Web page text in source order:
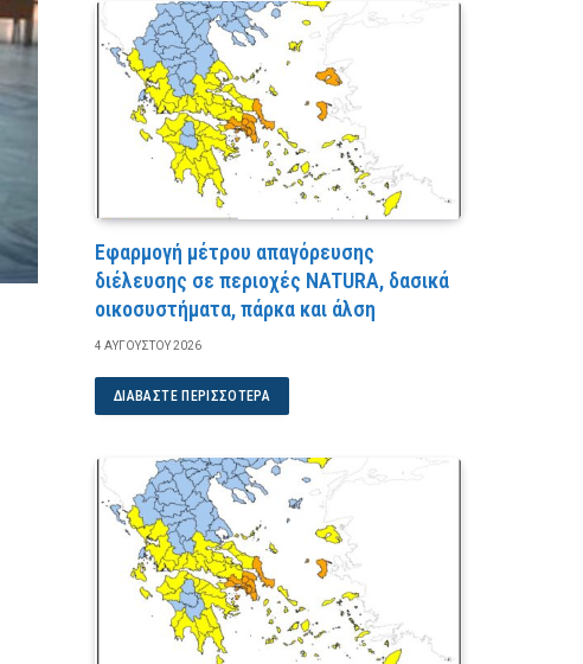
Εφαρμογή μέτρου απαγόρευσης
διέλευσης σε περιοχές NATURA, δασικά
οικοσυστήματα, πάρκα και άλση
4 ΑΥΓΟΎΣΤΟΥ 2026
ΔΙΑΒΆΣΤΕ ΠΕΡΙΣΣΌΤΕΡΑ